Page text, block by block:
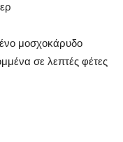
μοσχοκάρυδο
σε λεπτές φέτες